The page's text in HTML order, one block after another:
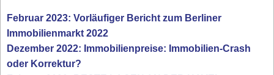
Februar 2023: Vorläufiger Bericht zum Berliner
Immobilienmarkt 2022
Dezember 2022: Immobilienpreise: Immobilien-Crash
oder Korrektur?